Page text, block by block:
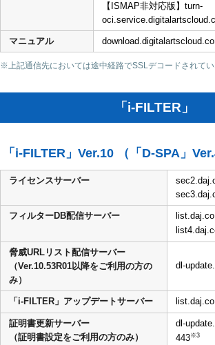
【ISMAP非対応版】turn-
マニュアル
※上記通信先においては途中経路でSSLデコードされてい
「i-FILTER」
「i-FILTER」Ver.10 （「D-SPA」
ライセンスサーバー
フィルターDB配信サーバー
脅威URLリスト配信サーバー
（Ver.10.53R01以降をご利用の方の
み）
dl-
「i-FILTER」アップデートサーバー
証明書更新サーバー
（証明書設定をご利用の方のみ）
dl-
443※3